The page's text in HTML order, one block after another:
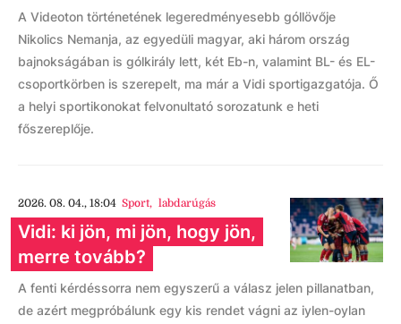
A Videoton történetének legeredményesebb góllövője
Nikolics Nemanja, az egyedüli magyar, aki három ország
bajnokságában is gólkirály lett, két Eb-n, valamint BL- és EL-
csoportkörben is szerepelt, ma már a Vidi sportigazgatója. Ő
a helyi sportikonokat felvonultató sorozatunk e heti
főszereplője.
2026. 08. 04., 18:04 Sport, labdarúgás
Vidi: ki jön, mi jön, hogy jön,
merre tovább?
A fenti kérdéssorra nem egyszerű a válasz jelen pillanatban,
de azért megpróbálunk egy kis rendet vágni az iylen-oylan